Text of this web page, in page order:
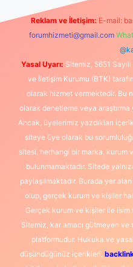
Reklam ve İletişim: E-mail:
forumhizmeti@gmail.com
Yasal Uyarı: Sitemiz, 5651
ve İletişim Kurumu (BTK)
olarak hizmet vermektedir. Bu
olarak denetleme veya
Ancak, üyelerimiz yazdıkları
siteye üye olarak bu
sitesi, herhangi bir marka, kurum
bulunmamaktadır. Sitede
paylaşılmaktadır. Burada yer
olup, gerçek kurum ve kişiler
Gerçek kurum ve kişiler ile
Sitemiz, kar amacı gütmeyen
platformudur. Hukuka ve
düşündüğünüz içerikleri,